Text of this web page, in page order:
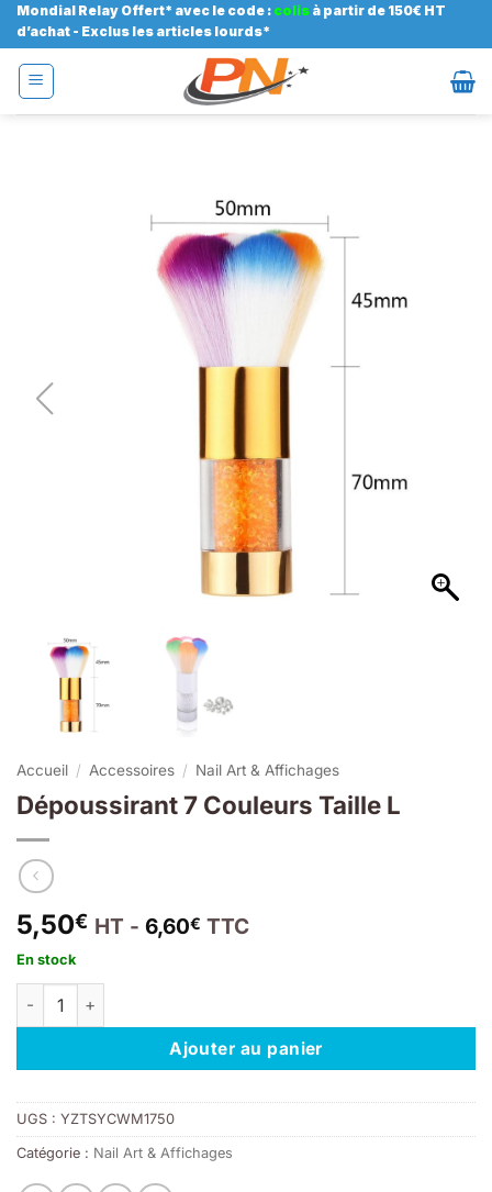
Passer
au
contenu
Mondial Relay Offert* avec le code : colis à partir de 150€ HT
d’achat - Exclus les articles lourds*
Accueil / Accessoires / Nail Art & Affichages
Dépoussirant 7 Couleurs Taille L
5,50€ HT - 6,60€ TTC
En stock
quantité de Dépoussirant 7 Couleurs Taille L
Ajouter au panier
UGS : YZTSYCWM1750
Catégorie : Nail Art & Affichages